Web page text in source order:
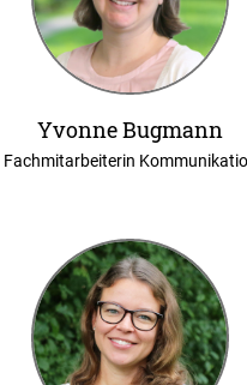
Yvonne Bugmann
Fachmitarbeiterin